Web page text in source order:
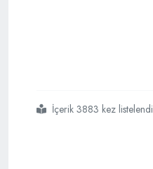
#abd başkanı donald trump
#7 ülkeye vize ambargosu
#göçmen yasağı
#amerikan şirketleri
İçerik 3883 kez listelendi